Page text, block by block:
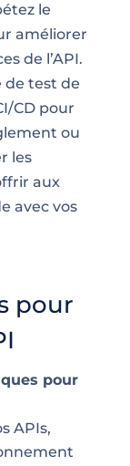
le
améliorer
de l’API.
de test de
CD pour
ou
les
aux
avec vos
pour
pour
APIs,